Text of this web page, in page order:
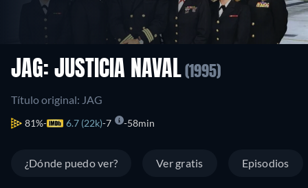
JAG: JUSTICIA NAVAL (1995)
Título original: JAG
81% 6.7 (22k) 7 58min
¿Dónde puedo ver? Ver gratis Episodios